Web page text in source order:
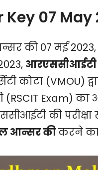
Key 07 May
की 07 मई
आरएससीआईटी
कोटा (VMOU)
Exam)
की
आन्सर कीकरने